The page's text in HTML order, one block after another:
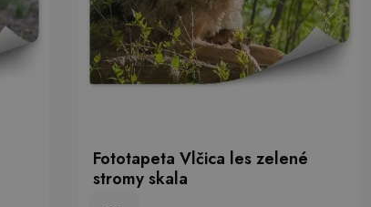
Fototapeta Vlčica les zelené
stromy skala